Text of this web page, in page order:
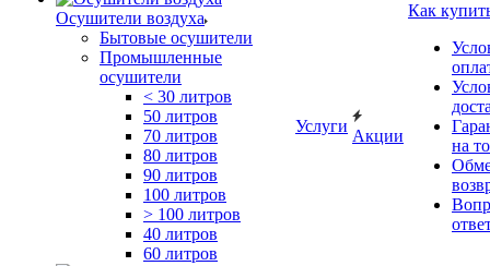
Осушители воздуха
Бытовые осушители
Промышленные
осушители
< 30 литров
50 литров
70 литров
80 литров
90 литров
100 литров
> 100 литров
40 литров
60 литров
Услуги
Акции
Как
на